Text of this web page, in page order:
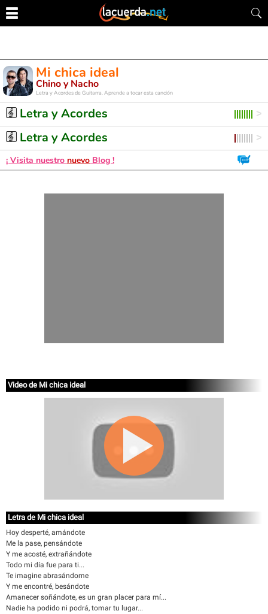
Mi chica ideal
Chino y Nacho
Letra y Acordes de Guitarra. Aprende a tocar esta canción
Letra y Acordes
Letra y Acordes
¡ Visita nuestro nuevo Blog !
Video de Mi chica ideal
Letra de Mi chica ideal
Hoy desperté, amándote
Me la pase, pensándote
Y me acosté, extrañándote
Todo mi día fue para ti...
Te imagine abrasándome
Y me encontré, besándote
Amanecer soñándote, es un gran placer para mí...
Nadie ha podido ni podrá, tomar tu lugar...